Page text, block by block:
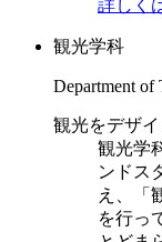
詳しく
観光学科
Department of
観光をデザ
観光学
ンドス
え、「
を行っ